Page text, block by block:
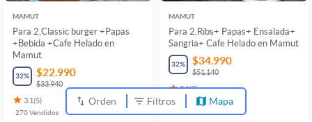
MAMUT
Para 2,Classic burger +Papas
+Bebida +Cafe Helado en
Mamut
32% $22.990
$33.940
3.1(5)
270Vendidos
MAMUT
Para 2,Ribs+ Papas+ Ensalada+
Sangria+ Cafe Helado en Mamut
32% $34.990
$51.140
3.1(5)
148
Vendidos
Orden Filtros Mapa